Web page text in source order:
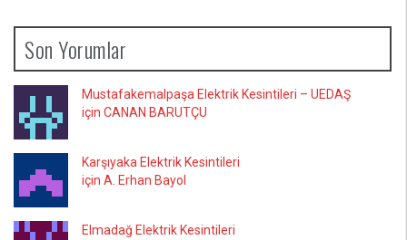
Son Yorumlar
Mustafakemalpaşa Elektrik Kesintileri – UEDAŞ
için CANAN BARUTÇU
Karşıyaka Elektrik Kesintileri
için A. Erhan Bayol
Elmadağ Elektrik Kesintileri